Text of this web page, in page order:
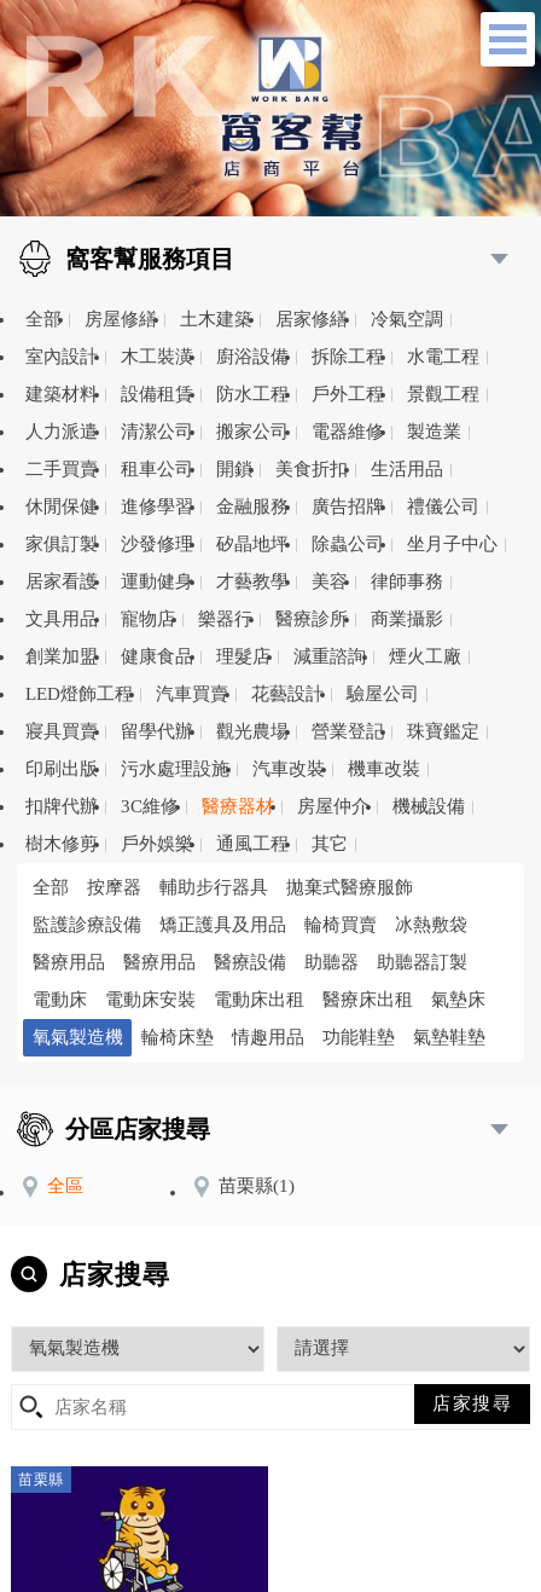
窩客幫服務項目
全部 房屋修繕 土木建築 居家修繕
冷氣空調
室內設計
木工裝潢 廚浴設備 拆除工程
水電工程
建築材料
設備租賃 防水工程 戶外工程
景觀工程
人力派遣
清潔公司 搬家公司 電器維修
製造業
二手買賣
租車公司 開鎖 美食折扣
生活用品
休閒保健
進修學習 金融服務 廣告招牌
禮儀公司
家俱訂製
沙發修理 矽晶地坪 除蟲公司
坐月子中心
居家看護
運動健身 才藝教學 美容
律師事務
文具用品
寵物店 樂器行 醫療診所
商業攝影
創業加盟
健康食品 理髮店 減重諮詢
煙火工廠
LED燈飾工程
汽車買賣 花藝設計
驗屋公司
寢具買賣
留學代辦 觀光農場 營業登記
珠寶鑑定
印刷出版
污水處理設施 汽車改裝
機車改裝
扣牌代辦
3C維修 醫療器材 房屋仲介
機械設備
樹木修剪
戶外娛樂 通風工程 其它
全部 按摩器 輔助步行器具
拋棄式醫療服飾
監護診療設備
矯正護具及用品 輪椅買賣
冰熱敷袋
醫療用品
醫療用品 醫療設備 助聽器
助聽器訂製
電動床
電動床安裝 電動床出租 醫療床出租
氣墊床
氧氣製造機
輪椅床墊 情趣用品 功能鞋墊 氣墊鞋墊
分區店家搜尋
全區 苗栗縣(1)
店家搜尋
苗栗縣